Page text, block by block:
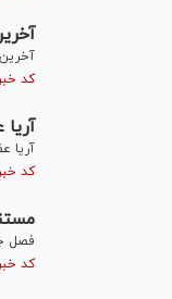
کد خبر: ۴۸۵۰۸۸ تاریخ انتشار :
آریا
آریا عظیمی
کد خبر: ۴۸۰۵۹۰ تاریخ انتشار :
فصل
کد خبر: ۴۷۷۹۸۳ تاریخ انتشار :